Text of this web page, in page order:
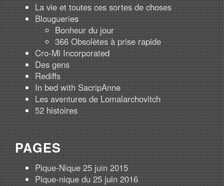
La vie et toutes ces sortes de choses
Blougueries
Bonheur du jour
366 Obsolètes à prise rapide
Cro-Mi Incorporated
Des gens
Rediffs
In bed with SacripAnne
Les aventures de Lomalarchovitch
52 histoires
PAGES
Pique-Nique 25 juin 2015
Pique-nique du 25 juin 2016